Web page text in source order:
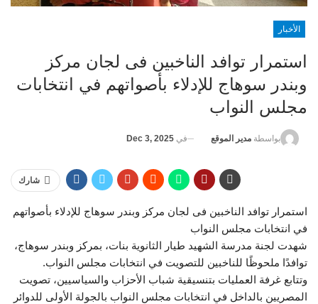
الأخبار
استمرار توافد الناخبين فى لجان مركز
وبندر سوهاج للإدلاء بأصواتهم في انتخابات
مجلس النواب
بواسطة مدير الموقع في Dec 3, 2025
شارك
استمرار توافد الناخبين فى لجان مركز وبندر سوهاج للإدلاء بأصواتهم
في انتخابات مجلس النواب
شهدت لجنة مدرسة الشهيد طيار الثانوية بنات، بمركز وبندر سوهاج،
توافدًا ملحوظًا للناخبين للتصويت في انتخابات مجلس النواب.
وتتابع غرفة العمليات بتنسيقية شباب الأحزاب والسياسيين، تصويت
المصريين بالداخل في انتخابات مجلس النواب بالجولة الأولى للدوائر